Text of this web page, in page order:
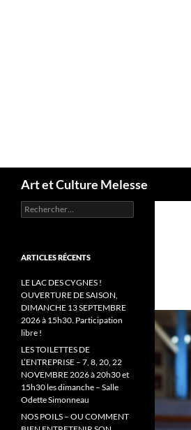
Art et Culture Melesse
Rechercher :
ARTICLES RÉCENTS
LE LAC DES CYGNES !
OUVERTURE DE SAISON,
DIMANCHE 13 SEPTEMBRE
2026 à 15h30. Participation
libre !
LES TOILETTES DE
L’ENTREPRISE – 7, 8, 20, 22
NOVEMBRE 2026 à 20h30 et
15h30 les dimanche – Salle
Odette Simonneau
NOS POILS – OU COMMENT